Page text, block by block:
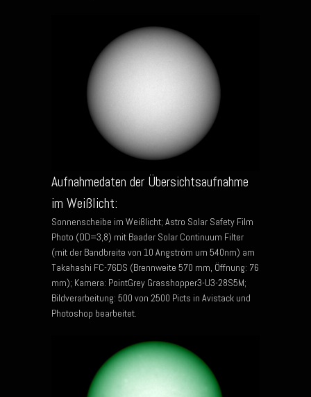
Aufnahmedaten der Übersichtsaufnahme
im Weißlicht:
Sonnenscheibe im Weißlicht; Astro Solar Safety Film
Photo (OD=3,8) mit Baader Solar Continuum Filter
(mit der Bandbreite von 10 Angström um 540nm) am
Takahashi FC-76DS (Brennweite 570 mm, Öffnung: 76
mm); Kamera: PointGrey Grasshopper3-U3-28S5M;
Bildverarbeitung: 500 von 2500 Picts in Avistack und
Photoshop bearbeitet.